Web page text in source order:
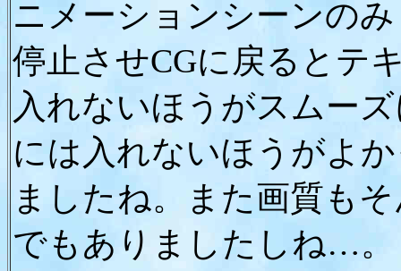
ニメーションシーンの
停止させCGに戻るとテ
入れないほうがスムー
には入れないほうがよ
ましたね。また画質も
でもありましたしね…。